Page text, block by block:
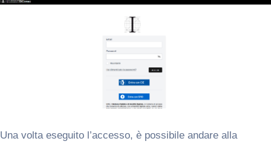
Una volta eseguito l’accesso, è possibile andare alla